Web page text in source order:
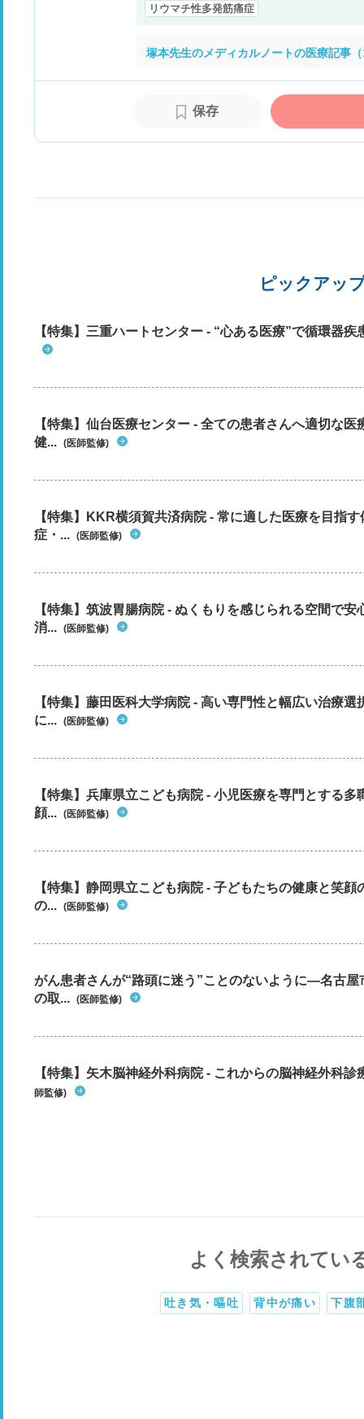
リウマチ性多発筋痛症
塚本先生のメディカルノートの医療記事
保存
ピックアッ
【特集】三重ハートセンター - “心ある医療”で循環器疾
【特集】仙台医療センター - 全ての患者さんへ適切な
健... (医師監修)
【特集】KKR横須賀共済病院 - 常に適した医療を目指
症・... (医師監修)
【特集】筑波胃腸病院 - ぬくもりを感じられる空間で
消... (医師監修)
【特集】藤田医科大学病院 - 高い専門性と幅広い治療
に... (医師監修)
【特集】兵庫県立こども病院 - 小児医療を専門とする
顔... (医師監修)
【特集】静岡県立こども病院 - 子どもたちの健康と笑
の... (医師監修)
がん患者さんが“路頭に迷う”ことのないように―名古
の取... (医師監修)
【特集】矢木脳神経外科病院 - これからの脳神経外科
師監修)
よく検索されてい
吐き気・嘔吐 背中が痛い 下腹